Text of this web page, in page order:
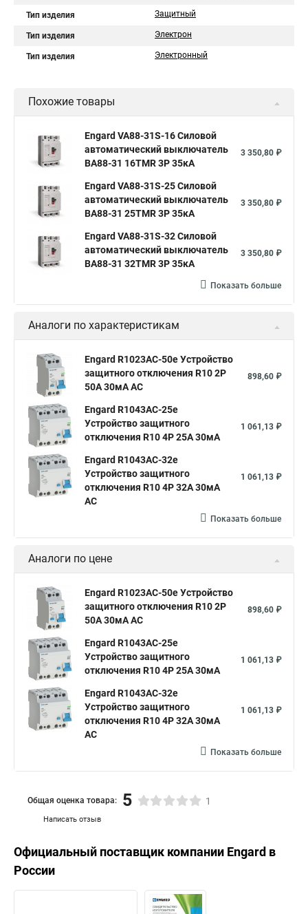
Тип изделия Защитный
Тип изделия Электрон
Тип изделия Электронный
Похожие товары
Engard VA88-31S-16 Силовой
автоматический выключатель
ВА88-31 16TMR 3P 35кА
3 350,80 ₽
Engard VA88-31S-25 Силовой
автоматический выключатель
ВА88-31 25TMR 3P 35кА
3 350,80 ₽
Engard VA88-31S-32 Силовой
автоматический выключатель
ВА88-31 32TMR 3P 35кА
3 350,80 ₽
Показать больше
Аналоги по характеристикам
Engard R1023AC-50e Устройство
защитного отключения R10 2P
50А 30мА AC
898,60 ₽
Engard R1043AC-25e
Устройство защитного
отключения R10 4P 25А 30мА
1 061,13 ₽
Engard R1043AC-32e
Устройство защитного
отключения R10 4P 32А 30мА
AC
1 061,13 ₽
Показать больше
Аналоги по цене
Engard R1023AC-50e Устройство
защитного отключения R10 2P
50А 30мА AC
898,60 ₽
Engard R1043AC-25e
Устройство защитного
отключения R10 4P 25А 30мА
1 061,13 ₽
Engard R1043AC-32e
Устройство защитного
отключения R10 4P 32А 30мА
AC
1 061,13 ₽
Показать больше
Написать отзыв
Общая оценка товара: 5 1
Официальный поставщик компании Engard в
России